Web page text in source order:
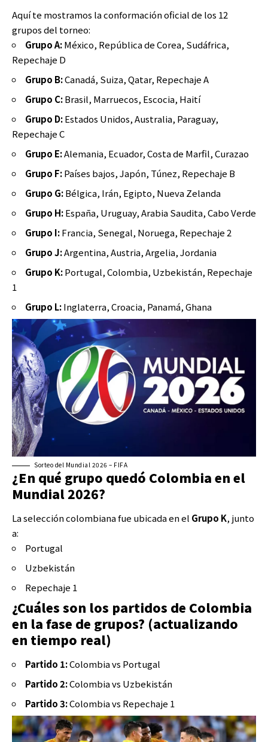
Aquí te mostramos la conformación oficial de los 12
grupos del torneo:
Grupo A:México, República de Corea, Sudáfrica,
Repechaje D
Grupo B:Canadá, Suiza, Qatar, Repechaje A
Grupo C:Brasil, Marruecos, Escocia, Haití
Grupo D:Estados Unidos, Australia, Paraguay,
Repechaje C
Grupo E:Alemania, Ecuador, Costa de Marfil, Curazao
Grupo F:Países bajos, Japón, Túnez, Repechaje B
Grupo G:Bélgica, Irán, Egipto, Nueva Zelanda
Grupo H:España, Uruguay, Arabia Saudita, Cabo Verde
Grupo I:Francia, Senegal, Noruega, Repechaje 2
Grupo J:Argentina, Austria, Argelia, Jordania
Grupo K:Portugal, Colombia, Uzbekistán, Repechaje
1
Grupo L:Inglaterra, Croacia, Panamá, Ghana
Sorteo del Mundial 2026 – FIFA
¿En qué grupo quedó Colombia en el
Mundial 2026?
La selección colombiana fue ubicada en el Grupo K, junto
a:
Portugal
Uzbekistán
Repechaje 1
¿Cuáles son los partidos de Colombia
en la fase de grupos? (actualizando
en tiempo real)
Partido 1:Colombia vs Portugal
Partido 2:Colombia vs Uzbekistán
Partido 3:Colombia vs Repechaje 1